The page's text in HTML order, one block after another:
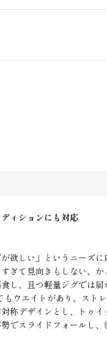
ィションにも対応
欲しい」というニーズ
ぎて見向きもしない、
し、且つ軽量ジグでは
ウエイトがあり、スト
称デザインとし、トゥイ
でスライドフォールし、